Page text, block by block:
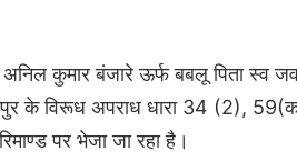
कुमार बंजारे ऊर्फ बबलू पिता स्व
के विरूध अपराध धारा 34 (2), 59(क)
पर भेजा जा रहा है।